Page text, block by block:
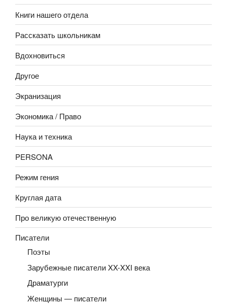
Книги нашего отдела
Рассказать школьникам
Вдохновиться
Другое
Экранизация
Экономика / Право
Наука и техника
PERSONA
Режим гения
Круглая дата
Про великую отечественную
Писатели
Поэты
Зарубежные писатели XX-XXI века
Драматурги
Женщины — писатели